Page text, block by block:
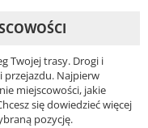
Twojej trasy. Drogi i
przejazdu. Najpierw
miejscowości, jakie
się dowiedzieć więcej
pozycję.